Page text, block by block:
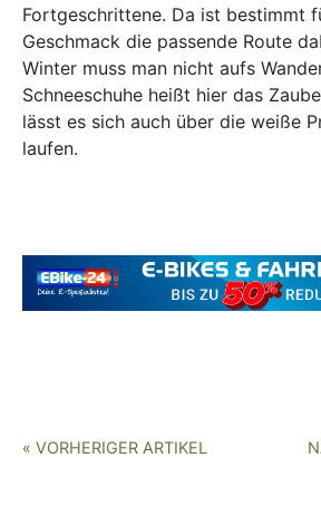
Fortgeschrittene. Da ist bestimmt
Geschmack die passende Route
Winter muss man nicht aufs
Schneeschuhe heißt hier das
lässt es sich auch über die weiße
laufen.
« VORHERIGER ARTIKEL